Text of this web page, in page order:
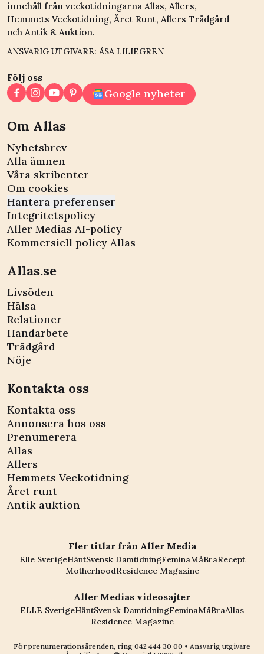
innehåll från veckotidningarna Allas, Allers,
Hemmets Veckotidning, Året Runt, Allers Trädgård
och Antik & Auktion.
ANSVARIG UTGIVARE: ÅSA LILIEGREN
Följ oss
Google nyheter
Om Allas
Nyhetsbrev
Alla ämnen
Våra skribenter
Om cookies
Hantera preferenser
Integritetspolicy
Aller Medias AI-policy
Kommersiell policy Allas
Allas.se
Livsöden
Hälsa
Relationer
Handarbete
Trädgård
Nöje
Kontakta oss
Kontakta oss
Annonsera hos oss
Prenumerera
Allas
Allers
Hemmets Veckotidning
Året runt
Antik auktion
Fler titlar från Aller Media
Elle SverigeHäntSvensk DamtidningFeminaMåBraRecept
MotherhoodResidence Magazine
Aller Medias videosajter
ELLE SverigeHäntSvensk DamtidningFeminaMåBraAllas
Residence Magazine
För prenumerationsärenden, ring 042 444 30 00 • Ansvarig utgivare